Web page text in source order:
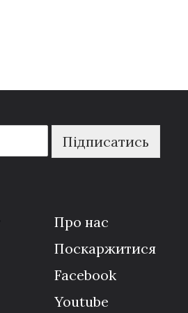
Підписатись
Про нас
Поскаржитися
Facebook
Youtube